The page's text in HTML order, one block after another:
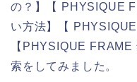
の？】【 PHYSIQUE
い方法】【
【PHYSIQUE
索をしてみました。